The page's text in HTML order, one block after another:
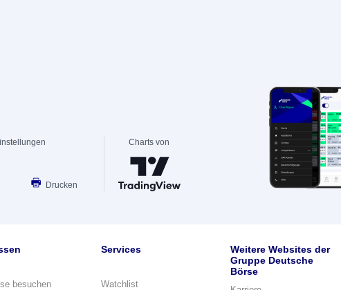
Drucken
Charts von
besuchen
Services
Watchlist
Weitere Websites der
Gruppe Deutsche
Börse